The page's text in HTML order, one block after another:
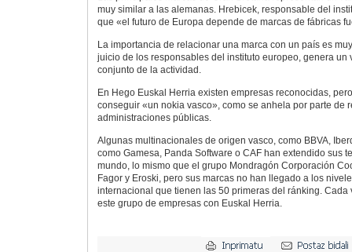
muy similar a las alemanas. Hrebicek, responsable del
que «el futuro de Europa depende de marcas de fábricas
La importancia de relacionar una marca con un país es
juicio de los responsables del instituto europeo, genera un
conjunto de la actividad.
En Hego Euskal Herria existen empresas reconocidas,
conseguir «un nokia vasco», como se anhela por parte de
administraciones públicas.
Algunas multinacionales de origen vasco, como BBVA,
como Gamesa, Panda Software o CAF han extendido sus
mundo, lo mismo que el grupo Mondragón Corporación
Fagor y Eroski, pero sus marcas no han llegado a los
internacional que tienen las 50 primeras del ránking. Cada
este grupo de empresas con Euskal Herria.